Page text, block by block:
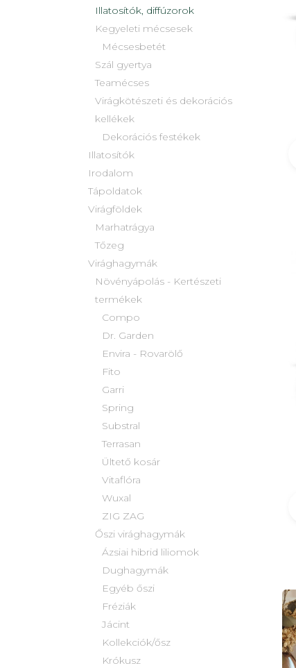
Illatosítók, diffúzorok
Kegyeleti mécsesek
Mécsesbetét
Szál gyertya
Teamécses
Virágkötészeti és dekorációs
kellékek
Dekorációs festékek
Illatosítók
Irodalom
Tápoldatok
Virágföldek
Marhatrágya
Tőzeg
Virághagymák
Növényápolás - Kertészeti
termékek
Compo
Dr. Garden
Envira - Rovarölő
Fito
Garri
Spring
Substral
Terrasan
Ültető kosár
Vitaflóra
Wuxal
ZIG ZAG
Őszi virághagymák
Ázsiai hibrid liliomok
Dughagymák
Egyéb őszi
Fréziák
Jácint
Kollekciók/ősz
Krókusz